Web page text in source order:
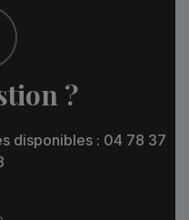
?
disponibles : 04 78 37